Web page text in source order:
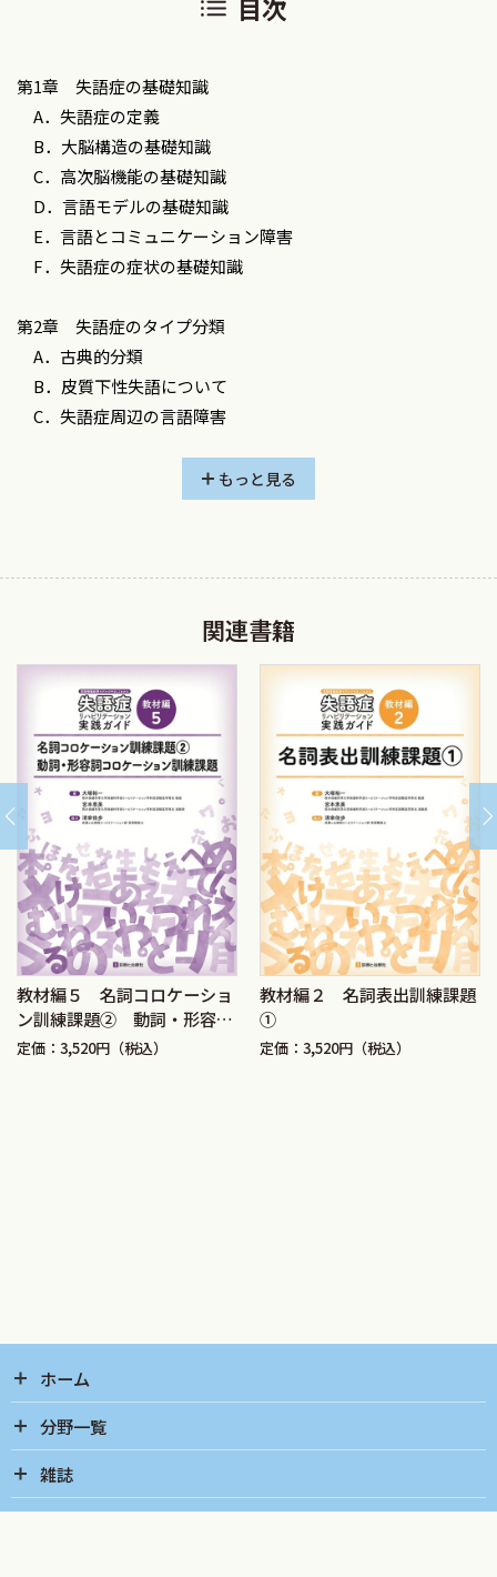
ニケーション能力を高めることであり，コミュニケーション
は言語だけでなく，その他の高次脳機能との総合的結果とし
て生まれるものだからです．
本書は読者として，初めて失語症言語治療学を学ぶ学生や
一人職場で働く経験の少ない言語聴覚士を想定しています．
そのため，参考文献は必要最小限に留め，表現も誤解を恐れず
断定的なものにしました．また，インテークシート等，臨床
の検査法を掲載しました．これらの道具を自由に使いこな
し，「何故この訓練法なのか」を常に自問自答できる臨床家
であってもらいたいと願っています．
最後に，筆者を教え育んで下さった諸先生方，励まし支えて
くれた友人と家族，忍耐強くお世話下さった出版社の皆さん
目次
第1章 失語症の基礎知識
A．失語症の定義
B．大脳構造の基礎知識
C．高次脳機能の基礎知識
D．言語モデルの基礎知識
E．言語とコミュニケーション障害
F．失語症の症状の基礎知識
第2章 失語症のタイプ分類
A．古典的分類
B．皮質下性失語について
C．失語症周辺の言語障害
F．言語聴覚士Schuellの失語症分類
D．鑑別診断
E．掘り下げ検査：治療計画を立てるための評価
F．その他の高次脳機能障害の評価
G．画像診断
第4章 失語症の言語治療
A．言語治療の背景
B．急性期の言語治療
C．慢性期の言語治療
D．治療計画
E．訓練の流れ
F．言語訓練法の理論的枠組み
G．各種訓練法
D．鑑別診断
E．発語失行の特徴
F．“外国なまり（foreign accent）”症候群と発語失行
G．発語失行と流暢性評価
H．発語失行と口腔顔面失行
I．発語失行の責任病巣
もっと見る
関連書籍
教材編５ 名詞コロケーショ
ン訓練課題② 動詞・形容詞
コロケーション訓練課題
定価：3,520円（税込）
教材編２ 名詞表出訓練課題
①
定価：3,520円（税込）
ホーム
分野一覧
雑誌